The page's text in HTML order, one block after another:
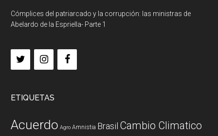
Cómplices del patriarcado y la corrupción: las ministras de
Abelardo de la Espriella- Parte 1
ETIQUETAS
Acuerdo Agro Amnistia Brasil Cambio Climatico